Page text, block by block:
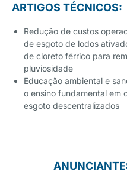
ARTIGOS TÉCNICOS:
Redução de custos
de esgoto de lodos
de cloreto férrico para
pluviosidade
Educação ambiental e
o ensino fundamental em
esgoto descentralizados